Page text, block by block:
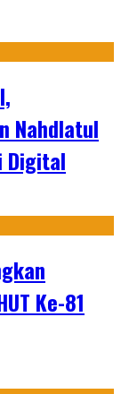
Nahdlatul
Digital
Ke-81